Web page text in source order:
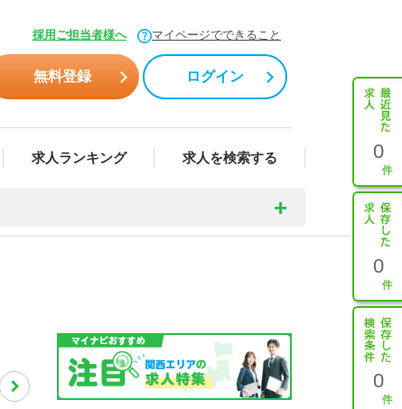
採用ご担当者様へ マイページでできること
無料登録 ログイン
求人ランキング 求人を検索する 0
0
0